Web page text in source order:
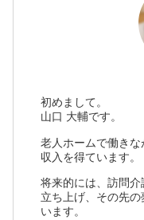
初めまして。
山口 大輔です。
老人ホームで働き
収入を得ています。
将来的には、訪問
立ち上げ、その先
います。